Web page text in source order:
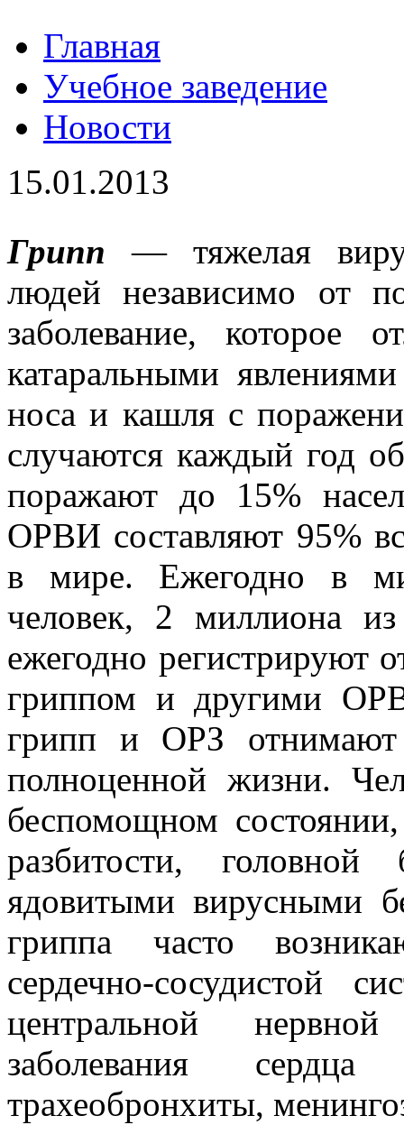
Главная
Учебное заведение
Новости
15.01.2013
Грипп— тяжелая
людей независимо от
заболевание, которое
катаральными
носа и кашля с
случаются каждый год
поражают до 15%
ОРВИ составляют 95%
в мире. Ежегодно в
человек, 2 миллиона
ежегодно регистрируют
гриппом и другими
грипп и ОРЗ
полноценной жизни.
беспомощном
разбитости, головной
ядовитыми вирусными
гриппа часто
сердечно-сосудистой
центральной
заболевания
трахеобронхиты,